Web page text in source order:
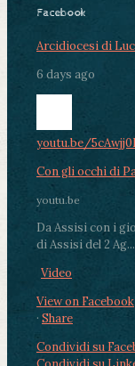
Facebook
Arcidiocesi di
6 days ago
youtu.be/
Con gli occhi di
youtu.be
Da Assisi con i
di Assisi del 2 Ag...
Video
View on Facebook
· Share
Condividi su